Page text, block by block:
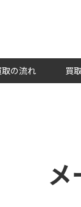
の流れ 買
メ